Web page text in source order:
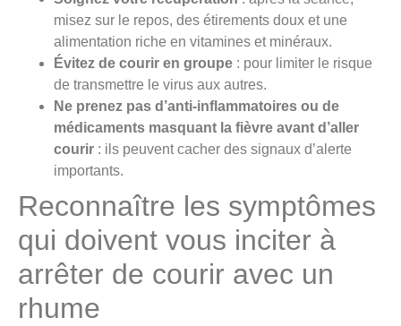
misez sur le repos, des étirements doux et une
alimentation riche en vitamines et minéraux.
Évitez de courir en groupe : pour limiter le risque
de transmettre le virus aux autres.
Ne prenez pas d’anti-inflammatoires ou de
médicaments masquant la fièvre avant d’aller
courir : ils peuvent cacher des signaux d’alerte
importants.
Reconnaître les symptômes
qui doivent vous inciter à
arrêter de courir avec un
rhume